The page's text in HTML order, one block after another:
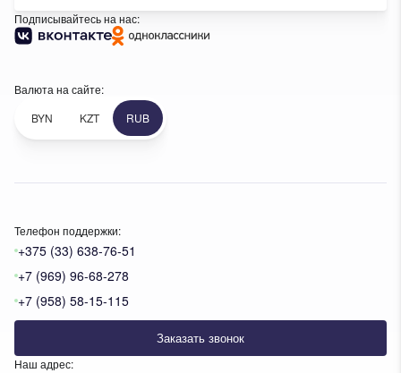
Телефон поддержки:
+375 (33) 638-76-51
+7 (969) 96-68-278
+7 (958) 58-15-115
Заказать звонок
Наш адрес:
Подписывайтесь на нас:
Валюта на сайте:
BYN
KZT RUB